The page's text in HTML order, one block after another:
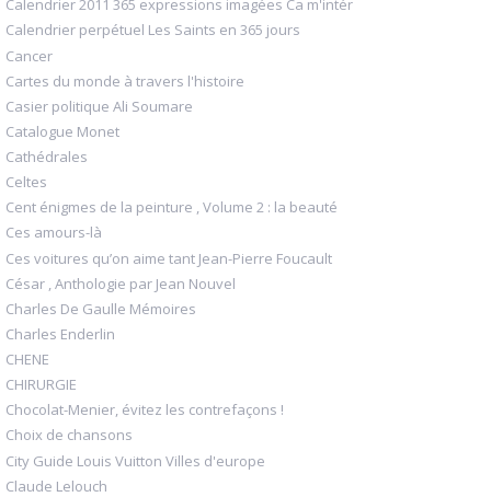
Calendrier 2011 365 expressions imagées Ca m'intér
Calendrier perpétuel Les Saints en 365 jours
Cancer
Cartes du monde à travers l'histoire
Casier politique Ali Soumare
Catalogue Monet
Cathédrales
Celtes
Cent énigmes de la peinture , Volume 2 : la beauté
Ces amours-là
Ces voitures qu’on aime tant Jean-Pierre Foucault
César , Anthologie par Jean Nouvel
Charles De Gaulle Mémoires
Charles Enderlin
CHENE
CHIRURGIE
Chocolat-Menier, évitez les contrefaçons !
Choix de chansons
City Guide Louis Vuitton Villes d'europe
Claude Lelouch